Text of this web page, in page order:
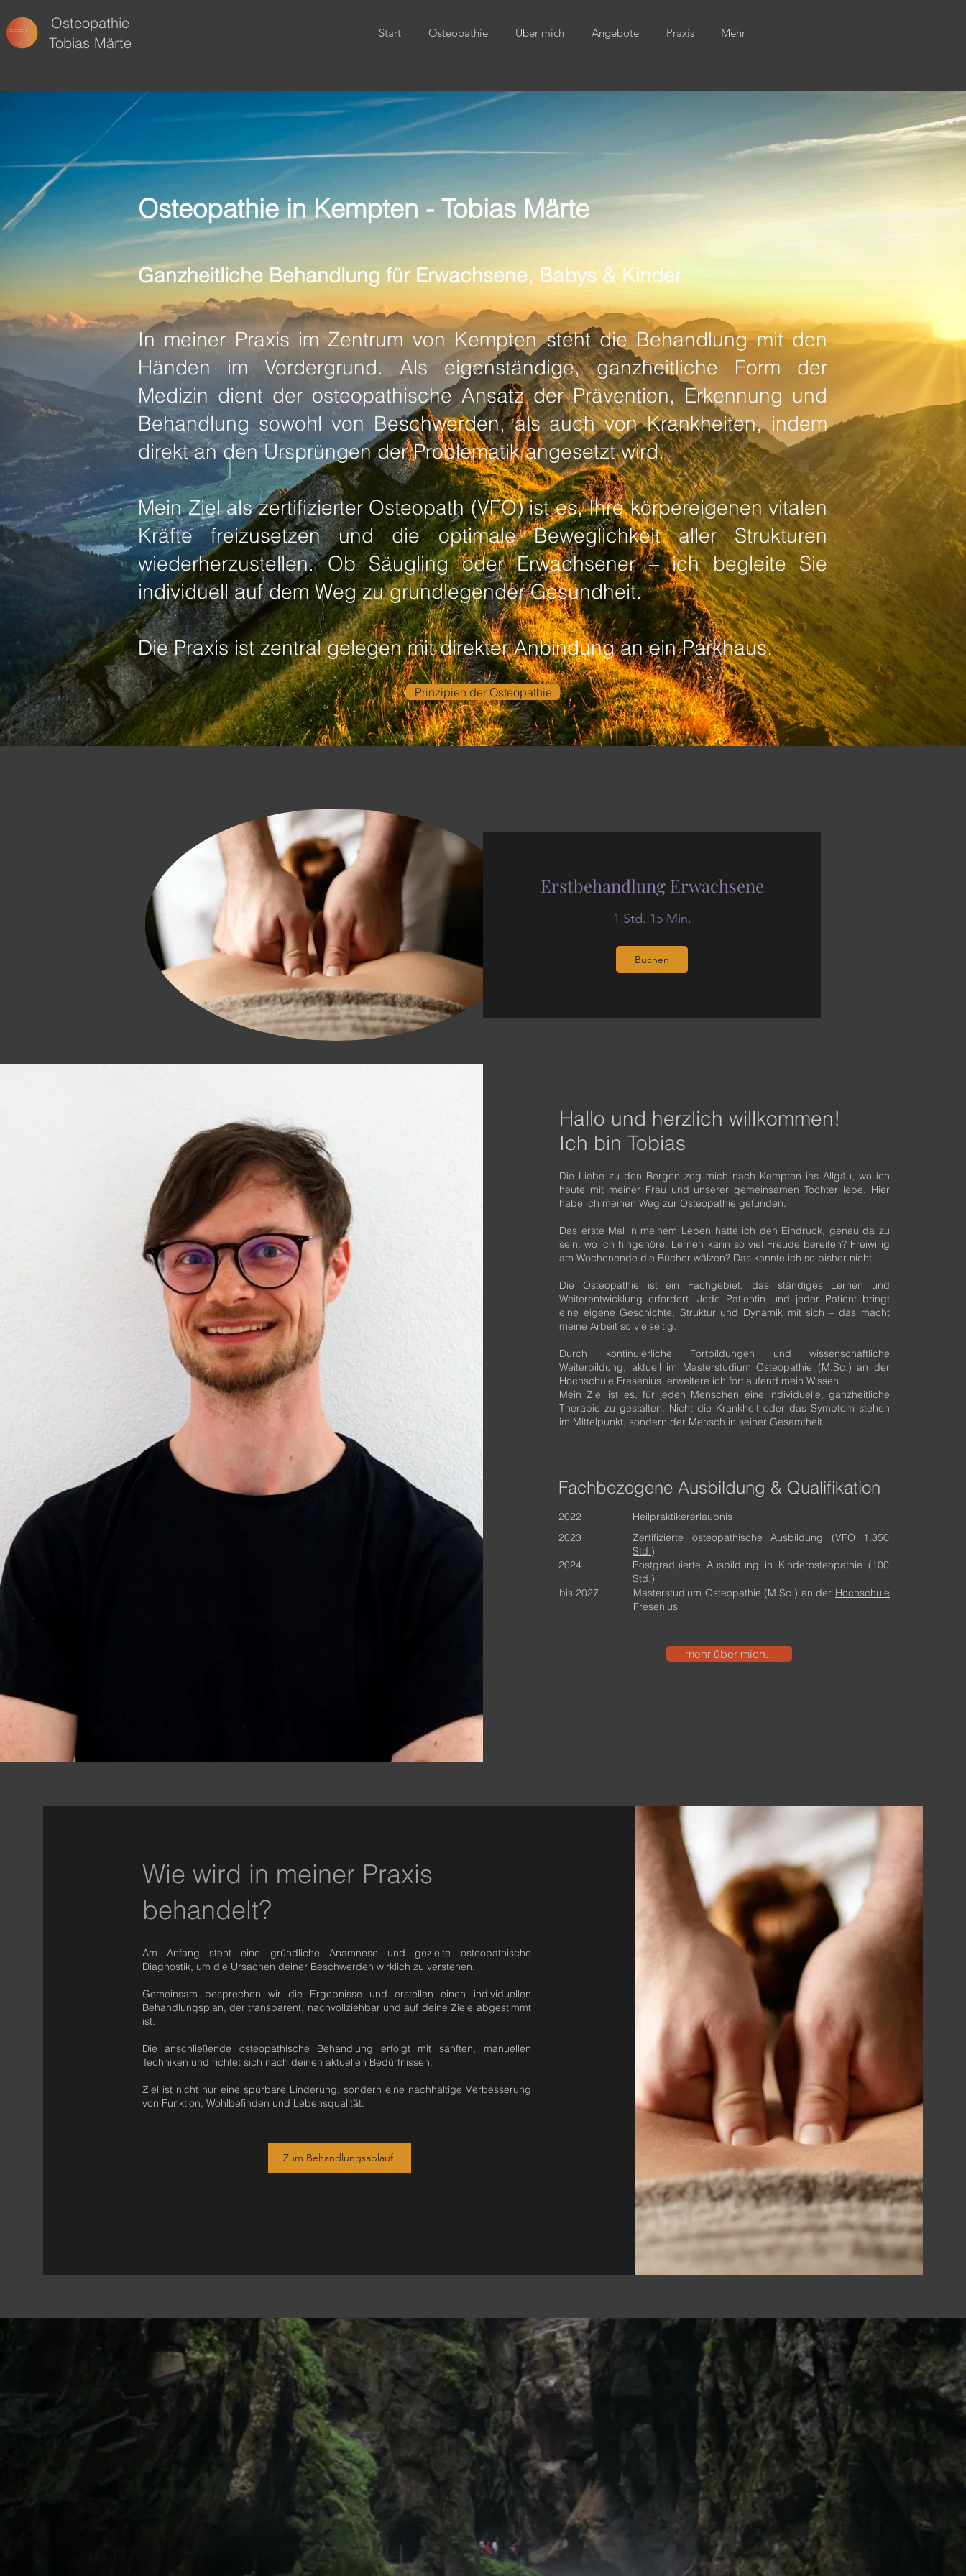
Osteopathie
Tobias Märte
Start Osteopathie Über mich Angebote Praxis Mehr
Osteopathie in Kempten - Tobias Märte
Ganzheitliche Behandlung für Erwachsene, Babys & Kinder
In meiner Praxis im Zentrum von Kempten steht die Behandlung mit den
Händen im Vordergrund. Als eigenständige, ganzheitliche Form der
Medizin dient der osteopathische Ansatz der Prävention, Erkennung und
Behandlung sowohl von Beschwerden, als auch von Krankheiten, indem
direkt an den Ursprüngen der Problematik angesetzt wird.
Mein Ziel als zertifizierter Osteopath (VFO) ist es, Ihre körpereigenen vitalen
Kräfte freizusetzen und die optimale Beweglichkeit aller Strukturen
wiederherzustellen. Ob Säugling oder Erwachsener – ich begleite Sie
individuell auf dem Weg zu grundlegender Gesundheit.
Die Praxis ist zentral gelegen mit direkter Anbindung an ein Parkhaus.
Prinzipien der Osteopathie
Erstbehandlung Erwachsene
1 Std. 15 Min.
Buchen
Hallo und herzlich willkommen!
Ich bin Tobias
Die Liebe zu den Bergen zog mich nach Kempten ins Allgäu, wo ich
heute mit meiner Frau und unserer gemeinsamen Tochter lebe. Hier
habe ich meinen Weg zur Osteopathie gefunden.
Das erste Mal in meinem Leben hatte ich den Eindruck, genau da zu
sein, wo ich hingehöre. Lernen kann so viel Freude bereiten? Freiwillig
am Wochenende die Bücher wälzen? Das kannte ich so bisher nicht.
Die Osteopathie ist ein Fachgebiet, das ständiges Lernen und
Weiterentwicklung erfordert. Jede Patientin und jeder Patient bringt
eine eigene Geschichte, Struktur und Dynamik mit sich – das macht
meine Arbeit so vielseitig.
Durch kontinuierliche Fortbildungen und wissenschaftliche
Weiterbildung, aktuell im Masterstudium Osteopathie (M.Sc.) an der
Hochschule Fresenius, erweitere ich fortlaufend mein Wissen.
Mein Ziel ist es, für jeden Menschen eine individuelle, ganzheitliche
Therapie zu gestalten. Nicht die Krankheit oder das Symptom stehen
im Mittelpunkt, sondern der Mensch in seiner Gesamtheit.
Fachbezogene Ausbildung & Qualifikation
2022
Heilpraktikererlaubnis
2023
Zertifizierte osteopathische Ausbildung (VFO 1.350
Std.)
2024
Postgraduierte Ausbildung in Kinderosteopathie (100
Std.)
bis 2027
Masterstudium Osteopathie (M.Sc.) an der Hochschule
Fresenius
mehr über mich...
Wie wird in meiner Praxis
behandelt?
Am Anfang steht eine gründliche Anamnese und gezielte osteopathische
Diagnostik, um die Ursachen deiner Beschwerden wirklich zu verstehen.
Gemeinsam besprechen wir die Ergebnisse und erstellen einen individuellen
Behandlungsplan, der transparent, nachvollziehbar und auf deine Ziele abgestimmt
ist.
Die anschließende osteopathische Behandlung erfolgt mit sanften, manuellen
Techniken und richtet sich nach deinen aktuellen Bedürfnissen.
Ziel ist nicht nur eine spürbare Linderung, sondern eine nachhaltige Verbesserung
von Funktion, Wohlbefinden und Lebensqualität.
Zum Behandlungsablauf
"Wenn alle Systeme des Körpers
wohlgeordnet sind, herrscht Gesundheit."
Andrew Taylor Still